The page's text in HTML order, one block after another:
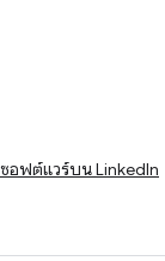
อฟต์แวร์บน LinkedIn